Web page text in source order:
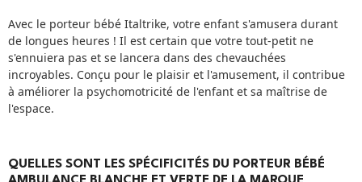
Avec le porteur bébé Italtrike, votre enfant s'amusera durant
de longues heures ! Il est certain que votre tout-petit ne
s'ennuiera pas et se lancera dans des chevauchées
incroyables. Conçu pour le plaisir et l'amusement, il contribue
à améliorer la psychomotricité de l'enfant et sa maîtrise de
l'espace.
QUELLES SONT LES SPÉCIFICITÉS DU PORTEUR BÉBÉ